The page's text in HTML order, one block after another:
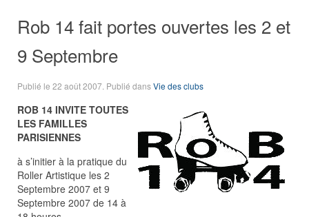
Rob 14 fait portes ouvertes les 2 et
9 Septembre
Publié le 22 août 2007 . Publié dansVie des clubs
ROB 14 INVITE TOUTES
LES FAMILLES
PARISIENNES
à s’initier à la pratique du
Roller Artistique les 2
Septembre 2007 et 9
Septembre 2007 de 14 à